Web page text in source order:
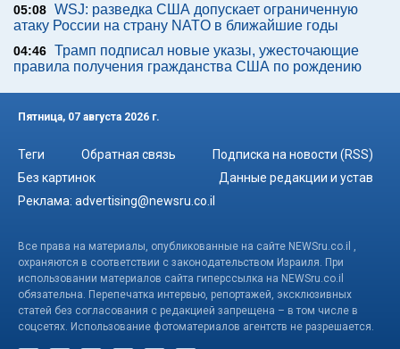
05:08 WSJ: разведка США допускает ограниченную
атаку России на страну NATO в ближайшие годы
04:46 Трамп подписал новые указы, ужесточающие
правила получения гражданства США по рождению
Пятница, 07 августа 2026 г.
Теги Обратная связь
Подписка на новости (RSS)
Без картинок
Данные редакции и устав
Реклама: advertising@newsru.co.il
Все права на материалы, опубликованные на сайте NEWSru.co.il ,
охраняются в соответствии с законодательством Израиля. При
использовании материалов сайта гиперссылка на NEWSru.co.il
обязательна. Перепечатка интервью, репортажей, эксклюзивных
статей без согласования с редакцией запрещена – в том числе в
соцсетях. Использование фотоматериалов агентств не разрешается.